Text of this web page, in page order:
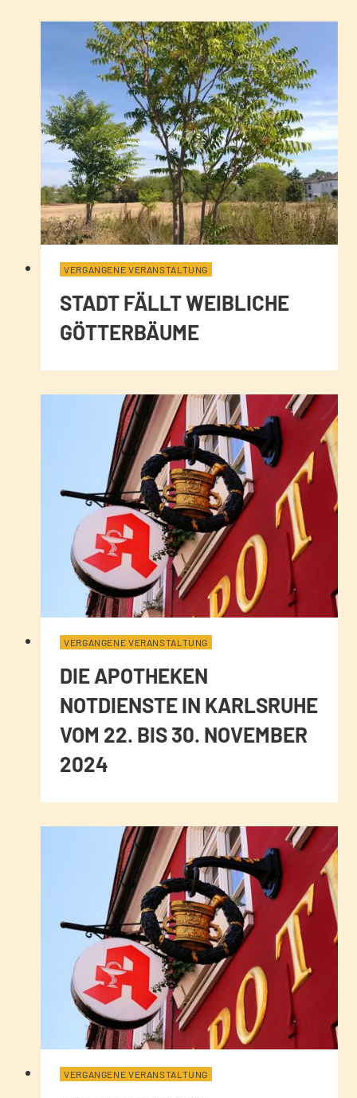
VERGANGENE VERANSTALTUNG
STADT FÄLLT WEIBLICHE
GÖTTERBÄUME
VERGANGENE VERANSTALTUNG
DIE APOTHEKEN
NOTDIENSTE IN KARLSRUHE
VOM 22. BIS 30. NOVEMBER
2024
VERGANGENE VERANSTALTUNG